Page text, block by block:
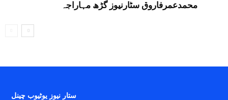
محمدعمرفاروق سٹارنیوز گڑھ مہاراجہ
ستار نیوز یوٹیوب چینل